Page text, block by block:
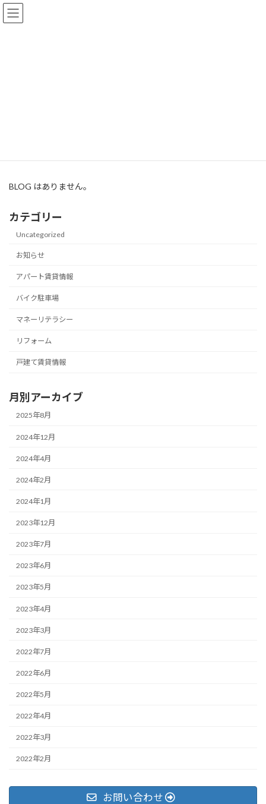
コ
ン
ナ
ビ
BLOG はありません。
カテゴリー
Uncategorized
お知らせ
アパート賃貸情報
バイク駐車場
マネーリテラシー
リフォーム
戸建て賃貸情報
月別アーカイブ
2025年8月
2024年12月
2024年4月
2024年2月
2024年1月
2023年12月
2023年7月
2023年6月
2023年5月
2023年4月
2023年3月
2022年7月
2022年6月
2022年5月
2022年4月
2022年3月
2022年2月
お問い合わせ